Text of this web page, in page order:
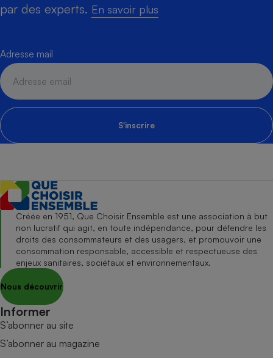
par des experts. En savoir plus
Adresse mail
S'inscrire
Créée en 1951, Que Choisir Ensemble est une association à but
non lucratif qui agit, en toute indépendance, pour défendre les
droits des consommateurs et des usagers, et promouvoir une
consommation responsable, accessible et respectueuse des
enjeux sanitaires, sociétaux et environnementaux.
Nous découvrir
Informer
S’abonner au site
S’abonner au magazine